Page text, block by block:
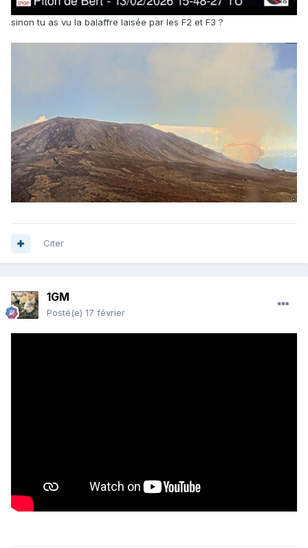
sinon tu as vu la balaffre laisée par les F2 et F3 ?
Citer
1GM
Posté(e) 17 février